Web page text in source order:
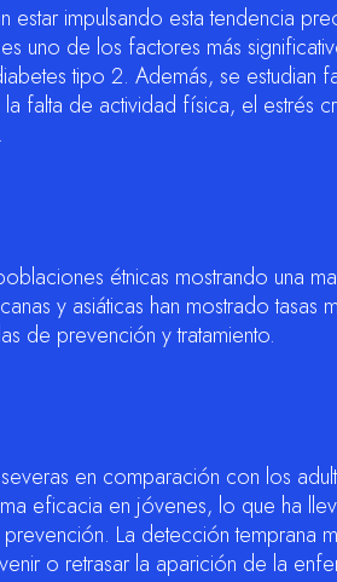
impulsando esta tendencia
uno de los factores más
tipo 2. Además, se estudian
falta de actividad física, el estrés
étnicas mostrando una
y asiáticas han mostrado tasas
de prevención y tratamiento.
en comparación con los
eficacia en jóvenes, lo que ha
La detección temprana
o retrasar la aparición de la